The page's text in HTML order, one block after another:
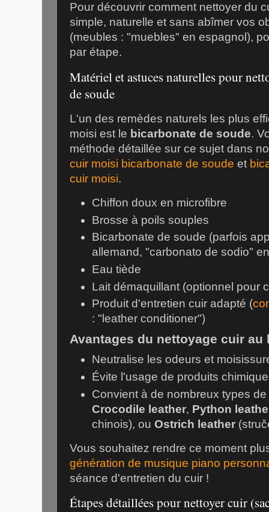
Pour découvrir comment nettoyer du
simple, naturelle et sans abîmer vos
(meubles : "muebles" en espagnol),
par étape.
Matériel et astuces naturelles pour
de soude
L'un des remèdes naturels les plus
moisi est le bicarbonate de soude.
méthode détaillée sur ce sujet dans
cuir moisi bicarbonate de soude et
cuir moisi.
Chiffon doux en microfibre
Brosse à poils souples
Bicarbonate de soude (parfois
allemand, "carbonato de sodio"
Eau tiède
Lait démaquillant (optionnel pour
Produit d'entretien cuir adapté (
: "leather conditioner")
Avantages du nettoyage cuir au
Neutralise les odeurs et
Évite l'usage de produits
Convient à de nombreux types
Crocodile leather, Python
chinois), ouOstrich leather
Vous souhaitez rendre ce moment
génération de musique piano
séance d'entretien du cuir !
Étapes détaillées pour nettoyer cuir